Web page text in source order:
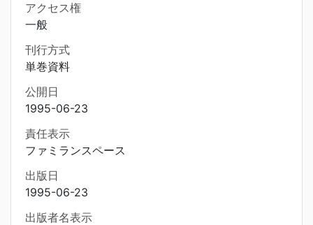
アクセス権
一般
刊行方式
単巻資料
公開日
1995-06-23
責任表示
ファミランスペース
出版日
1995-06-23
出版者名表示